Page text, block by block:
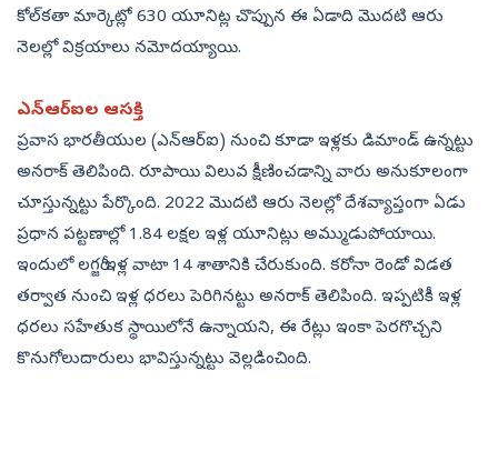
కోల్‌కతా మార్కెట్లో 630 యూనిట్ల చొప్పున ఈ ఏడాది మొదటి ఆరు
నెలల్లో విక్రయాలు నమోదయ్యాయి.
ఎన్‌ఆర్‌ఐల ఆసక్తి
ప్రవాస భారతీయుల (ఎన్‌ఆర్‌ఐ) నుంచి కూడా ఇళ్లకు డిమాండ్‌ ఉన్నట్టు
అనరాక్‌ తెలిపింది. రూపాయి విలువ క్షీణించడాన్ని వారు అనుకూలంగా
చూస్తున్నట్టు పేర్కొంది. 2022 మొదటి ఆరు నెలల్లో దేశవ్యాప్తంగా ఏడు
ప్రధాన పట్టణాల్లో 1.84 లక్షల ఇళ్ల యూనిట్లు అమ్ముడుపోయాయి.
ఇందులో లగ్జరీ ఇళ్ల వాటా 14 శాతానికి చేరుకుంది. కరోనా రెండో విడత
తర్వాత నుంచి ఇళ్ల ధరలు పెరిగినట్టు అనరాక్‌ తెలిపింది. ఇప్పటికీ ఇళ్ల
ధరలు సహేతుక స్థాయిలోనే ఉన్నాయని, ఈ రేట్లు ఇంకా పెరగొచ్చని
కొనుగోలుదారులు భావిస్తున్నట్టు వెల్లడించింది.